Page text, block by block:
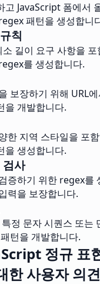
고 JavaScript 폼에서
패턴을 생성합니
칙
길이 요구 사항을
를 생성합니다.
보장하기 위해 URL
을 개발합니다.
한 지역 스타일을 포
을 생성합니다.
검사
증하기 위한 regex를
력을 보장합니다.
정 문자 시퀀스 또는
턴을 개발합니다.
정규 표
한 사용자 의견